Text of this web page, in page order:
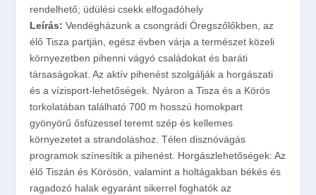
rendelhető; üdülési csekk elfogadóhely
Leírás:Vendégházunk a csongrádi Öregszőlőkben, az
élő Tisza partján, egész évben várja a természet közeli
környezetben pihenni vágyó családokat és baráti
társaságokat. Az aktív pihenést szolgálják a horgászati
és a vízisport-lehetőségek. Nyáron a Tisza és a Körös
torkolatában található 700 m hosszú homokpart
gyönyörű ősfüzessel teremt szép és kellemes
környezetet a strandoláshoz. Télen disznóvágás
programok színesítik a pihenést. Horgászlehetőségek: Az
élő Tiszán és Körösön, valamint a holtágakban békés és
ragadozó halak egyaránt sikerrel foghatók az